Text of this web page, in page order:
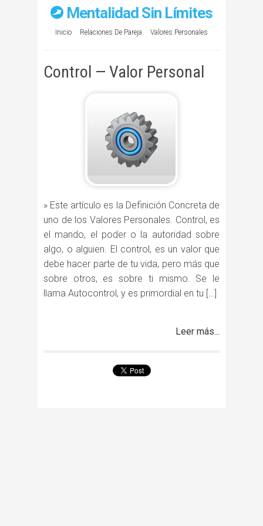
Mentalidad Sin Límites
Inicio Relaciones De Pareja Valores Personales
Control — Valor Personal
» Este artículo es la Definición Concreta de
uno de los Valores Personales. Control, es
el mando, el poder o la autoridad sobre
algo, o alguien. El control, es un valor que
debe hacer parte de tu vida, pero más que
sobre otros, es sobre ti mismo. Se le
llama Autocontrol, y es primordial en tu […]
Leer más...